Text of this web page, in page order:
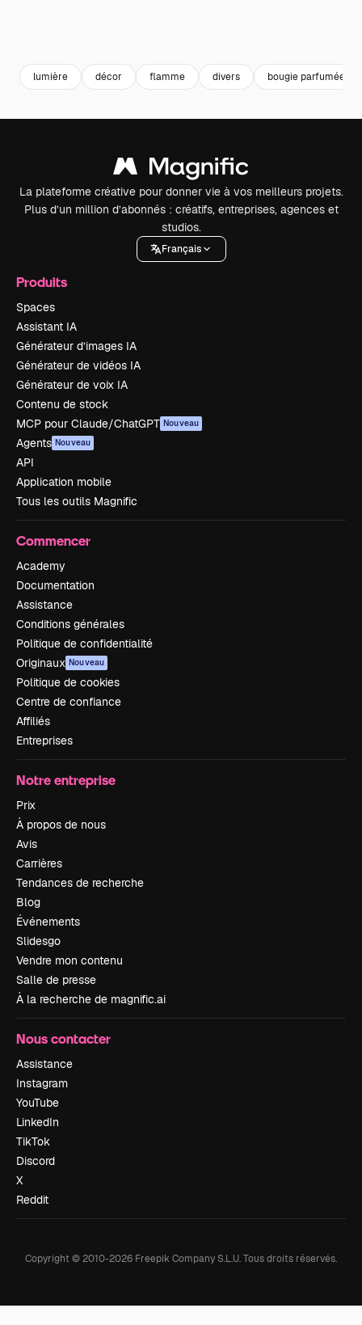
lumière décor flamme divers bougie parfumée
La plateforme créative pour donner vie à vos meilleurs projets.
Plus d’un million d’abonnés : créatifs, entreprises, agences et
studios.
Français
Produits
Spaces
Assistant IA
Générateur d’images IA
Générateur de vidéos IA
Générateur de voix IA
Contenu de stock
MCP pour Claude/ChatGPT Nouveau
Agents Nouveau
API
Application mobile
Tous les outils Magnific
Commencer
Academy
Documentation
Assistance
Conditions générales
Politique de confidentialité
Originaux Nouveau
Politique de cookies
Centre de confiance
Affiliés
Entreprises
Notre entreprise
Prix
À propos de nous
Avis
Carrières
Tendances de recherche
Blog
Événements
Slidesgo
Vendre mon contenu
Salle de presse
À la recherche de magnific.ai
Nous contacter
Assistance
Instagram
YouTube
LinkedIn
TikTok
Discord
X
Reddit
Copyright © 2010-2026 Freepik Company S.L.U.Tous droits réservés.